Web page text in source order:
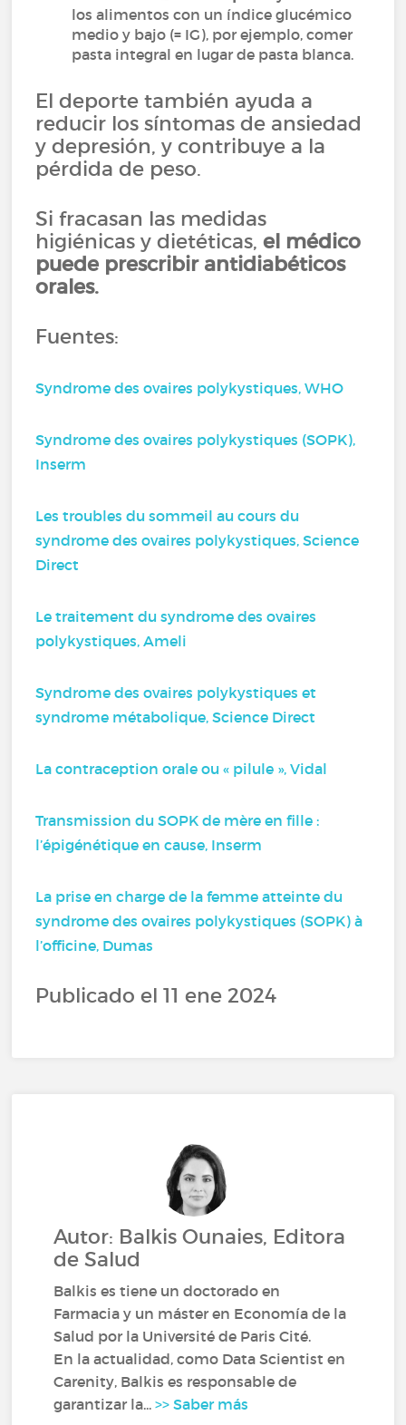
los alimentos con un índice glucémico
medio y bajo (= IG), por ejemplo, comer
pasta integral en lugar de pasta blanca.
El deporte también ayuda a
reducir los síntomas de ansiedad
y depresión, y contribuye a la
pérdida de peso.
Si fracasan las medidas
higiénicas y dietéticas,el médico
puede prescribir antidiabéticos
orales.
Fuentes:
Syndrome des ovaires polykystiques, WHO
Syndrome des ovaires polykystiques (SOPK),
Inserm
Les troubles du sommeil au cours du
syndrome des ovaires polykystiques, Science
Direct
Le traitement du syndrome des ovaires
polykystiques, Ameli
Syndrome des ovaires polykystiques et
syndrome métabolique, Science Direct
La contraception orale ou « pilule », Vidal
Transmission du SOPK de mère en fille :
l’épigénétique en cause, Inserm
La prise en charge de la femme atteinte du
syndrome des ovaires polykystiques (SOPK) à
l’officine, Dumas
Publicado el 11 ene 2024
Autor: Balkis Ounaies, Editora
de Salud
Balkis es tiene un doctorado en
Farmacia y un máster en Economía de la
Salud por la Université de Paris Cité.
En la actualidad, como Data Scientist en
Carenity, Balkis es responsable de
garantizar la...>> Saber más